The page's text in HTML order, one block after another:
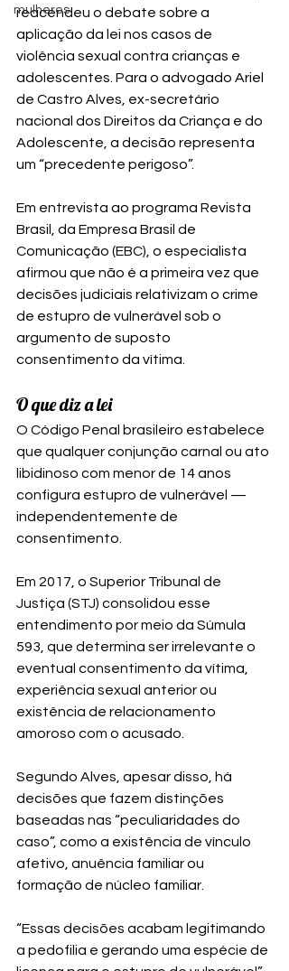
mulheres
reacendeu o debate sobre a
aplicação da lei nos casos de
violência sexual contra crianças e
adolescentes. Para o advogado Ariel
de Castro Alves, ex-secretário
nacional dos Direitos da Criança e do
Adolescente, a decisão representa
um “precedente perigoso”.
Em entrevista ao programa Revista
Brasil, da Empresa Brasil de
Comunicação (EBC), o especialista
afirmou que não é a primeira vez que
decisões judiciais relativizam o crime
de estupro de vulnerável sob o
argumento de suposto
consentimento da vítima.
O que diz a lei
O Código Penal brasileiro estabelece
que qualquer conjunção carnal ou ato
libidinoso com menor de 14 anos
configura estupro de vulnerável —
independentemente de
consentimento.
Em 2017, o Superior Tribunal de
Justiça (STJ) consolidou esse
entendimento por meio da Súmula
593, que determina ser irrelevante o
eventual consentimento da vítima,
experiência sexual anterior ou
existência de relacionamento
amoroso com o acusado.
Segundo Alves, apesar disso, há
decisões que fazem distinções
baseadas nas “peculiaridades do
caso”, como a existência de vínculo
afetivo, anuência familiar ou
formação de núcleo familiar.
“Essas decisões acabam legitimando
a pedofilia e gerando uma espécie de